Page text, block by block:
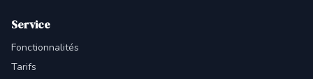
Service
Fonctionnalités
Tarifs